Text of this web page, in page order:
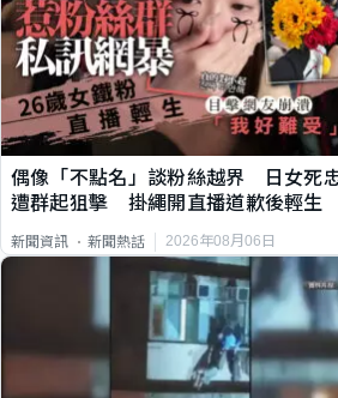
偶像「不點名」談粉絲越界 日女死
遭群起狙擊 掛繩開直播道歉後輕生
新聞資訊 新聞熱話 2026年08月06日